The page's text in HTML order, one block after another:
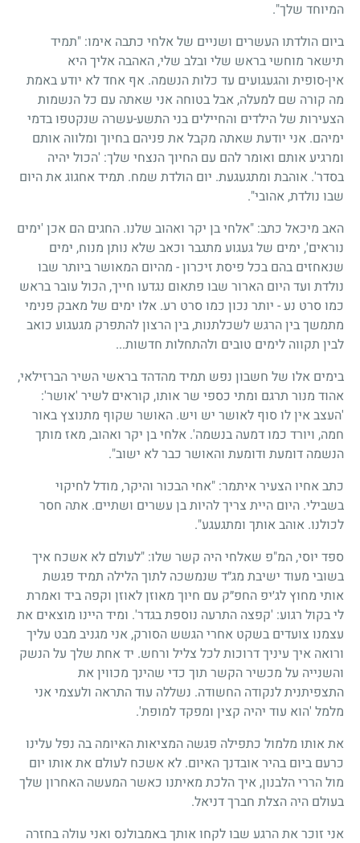
המיוחד שלך".
ביום הולדתו העשרים ושניים של אלחי כתבה אימו: "תמיד
תישאר מוחשי בראש שלי ובלב שלי, האהבה אליך היא
אין-סופית והגעגועים עד כלות הנשמה. אף אחד לא יודע באמת
מה קורה שם למעלה, אבל בטוחה אני שאתה עם כל הנשמות
הצעירות של הילדים והחיילים בני התשע-עשרה שנקטפו בדמי
ימיהם. אני יודעת שאתה מקבל את פניהם בחיוך ומלווה אותם
ומרגיע אותם ואומר להם עם החיוך הנצחי שלך: 'הכול יהיה
בסדר'. אוהבת ומתגעגעת. יום הולדת שמח. תמיד אחגוג את היום
שבו נולדת, אהובי".
האב מיכאל כתב: "אלחי בן יקר ואהוב שלנו. החגים הם אכן 'ימים
נוראים', ימים של געגוע מתגבר וכאב שלא נותן מנוח, ימים
שנאחזים בהם בכל פיסת זיכרון - מהיום המאושר ביותר שבו
נולדת ועד היום הארור שבו פתאום נגדעו חייך, הכול עובר בראש
כמו סרט נע - יותר נכון כמו סרט רע. אלו ימים של מאבק פנימי
מתמשך בין הרגש לשכלתנות, בין הרצון להתפרק מגעגוע כואב
לבין תקווה לימים טובים ולהתחלות חדשות...
בימים אלו של חשבון נפש תמיד מהדהד בראשי השיר הברזילאי,
אהוד מנור תרגם ומתי כספי שר אותו, קוראים לשיר 'אושר':
'העצב אין לו סוף לאושר יש ויש. האושר שקוף מתנוצץ באור
חמה, ויורד כמו דמעה בנשמה'. אלחי בן יקר ואהוב, מאז מותך
הנשמה דומעת ודומעת והאושר כבר לא ישוב".
כתב אחיו הצעיר איתמר: "אחי הבכור והיקר, מודל לחיקוי
בשבילי. היום היית צריך להיות בן עשרים ושתיים. אתה חסר
לכולנו. אוהב אותך ומתגעגע".
ספד יוסי, המ"פ שאלחי היה קשר שלו: "לעולם לא אשכח איך
בשובי מעוד ישיבת מג״ד שנמשכה לתוך הלילה תמיד פגשת
אותי מחוץ לג׳יפ החפ״ק עם חיוך מאוזן לאוזן וקפה ביד ואמרת
לי בקול רגוע: 'קפצה התרעה נוספת בגדר'. ומיד היינו מוצאים את
עצמנו צועדים בשקט אחרי הגשש הסורק, אני מגניב מבט עליך
ורואה איך עיניך דרוכות לכל צליל ורחש. יד אחת שלך על הנשק
והשנייה על מכשיר הקשר תוך כדי שהינך מכווין את
התצפיתנית לנקודה החשודה. נשללה עוד התראה ולעצמי אני
מלמל 'הוא עוד יהיה קצין ומפקד למופת'.
את אותו מלמול כתפילה פגשה המציאות האיומה בה נפל עלינו
כרעם ביום בהיר אובדנך האיום. לא אשכח לעולם את אותו יום
מול הררי הלבנון, איך הלכת מאיתנו כאשר המעשה האחרון שלך
בעולם היה הצלת חברך דניאל.
אני זוכר את הרגע שבו לקחו אותך באמבולנס ואני עולה בחזרה